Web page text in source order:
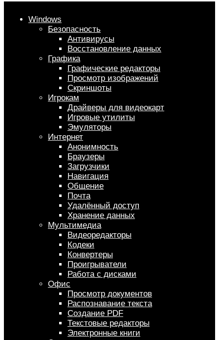
Windows
Безопасность
Антивирусы
Восстановление данных
Графика
Графические редакторы
Просмотр изображений
Скриншоты
Игрокам
Драйверы для видеокарт
Игровые утилиты
Эмуляторы
Интернет
Анонимность
Браузеры
Загрузчики
Навигация
Общение
Почта
Удалённый доступ
Хранение данных
Мультимедиа
Видеоредакторы
Кодеки
Конвертеры
Проигрыватели
Работа с дисками
Офис
Просмотр документов
Распознавание текста
Создание PDF
Текстовые редакторы
Электронные книги